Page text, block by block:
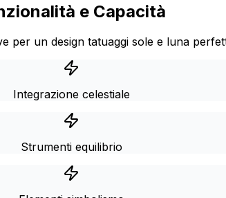
e Capacità
per un design tatuaggi sole e luna
Integrazione celestiale
Strumenti equilibrio